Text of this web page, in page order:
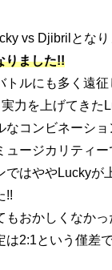
vs Djibrilとなり
りました!!
トルにも多く遠征
力を上げてきた
なコンビネーシ
ュージカリティ
ではややLuckyが
!!
もおかしくなか
は2:1という僅差